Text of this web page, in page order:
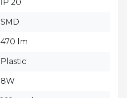
IP 20
SMD
470 lm
Plastic
8W